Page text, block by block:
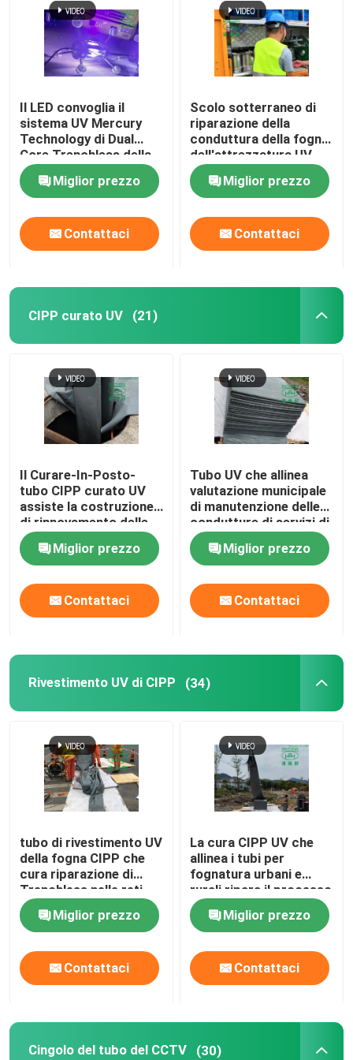
Casa
Circa noi
Giro della fabbrica
Controllo di qualità
Contattici
Notizie
Richieda una citazione
Rivestimento UV di CIPP
Cingolo del tubo del CCTV
Macchina fotografica di Palo della fogna
Inversione dell'acqua di CIPP
Riparazione di toppa di CIPP
Costruzione della conduttura di Trenchless
Il LED convoglia il
sistema UV Mercury
Technology di Dual
Core Trenchless della
luce della cura
dell'attrezzatura di
CIPP
Miglior prezzo
Contattaci
Scolo sotterraneo di
riparazione della
conduttura della fogna
dell'attrezzatura UV
ultravioletta di CIPP
Miglior prezzo
Contattaci
CIPP curato UV (21)
Il Curare-In-Posto-
tubo CIPP curato UV
assiste la costruzione
di rinnovamento delle
fogne DN1200
Miglior prezzo
Contattaci
Tubo UV che allinea
valutazione municipale
di manutenzione delle
condutture di servizi di
riparazione della fogna
di Trenchless
Miglior prezzo
Contattaci
Rivestimento UV di CIPP (34)
tubo di rivestimento UV
della fogna CIPP che
cura riparazione di
Trenchless nelle reti
del tubo di scarico
dell'acqua piovana
Miglior prezzo
Contattaci
La cura CIPP UV che
allinea i tubi per
fognatura urbani e
rurali ripara il processo
sul posto curato del
rivestimento del tubo
Miglior prezzo
Contattaci
Cingolo del tubo del CCTV (30)